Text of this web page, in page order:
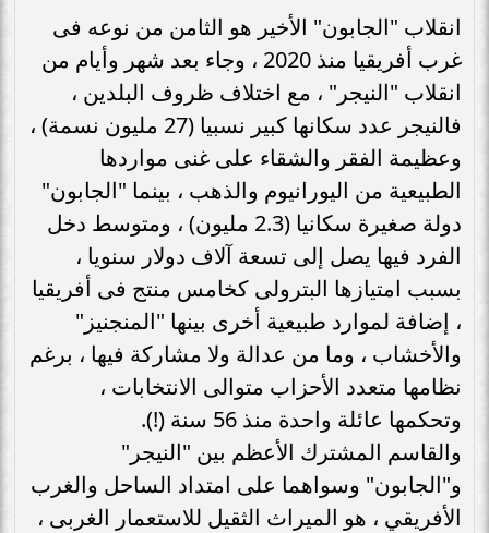
انقلاب "الجابون" الأخير هو الثامن من نوعه فى
غرب أفريقيا منذ 2020 ، وجاء بعد شهر وأيام من
انقلاب "النيجر" ، مع اختلاف ظروف البلدين ،
فالنيجر عدد سكانها كبير نسبيا (27 مليون نسمة) ،
وعظيمة الفقر والشقاء على غنى مواردها
الطبيعية من اليورانيوم والذهب ، بينما "الجابون"
دولة صغيرة سكانيا (2.3 مليون) ، ومتوسط دخل
الفرد فيها يصل إلى تسعة آلاف دولار سنويا ،
بسبب امتيازها البترولى كخامس منتج فى أفريقيا
، إضافة لموارد طبيعية أخرى بينها "المنجنيز"
والأخشاب ، وما من عدالة ولا مشاركة فيها ، برغم
نظامها متعدد الأحزاب متوالى الانتخابات ،
وتحكمها عائلة واحدة منذ 56 سنة (!).
والقاسم المشترك الأعظم بين "النيجر"
و"الجابون" وسواهما على امتداد الساحل والغرب
الأفريقي ، هو الميراث الثقيل للاستعمار الغربى ،